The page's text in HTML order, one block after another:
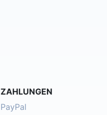
ZAHLUNGEN
PayPal